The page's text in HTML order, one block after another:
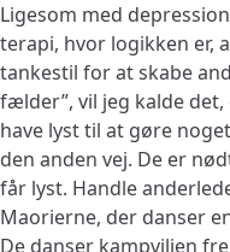
Ligesom med
terapi, hvor logikken er,
tankestil for at skabe
fælder”, vil jeg kalde
have lyst til at gøre
den anden vej. De er
får lyst. Handle
Maorierne, der danser
De danser kampviljen